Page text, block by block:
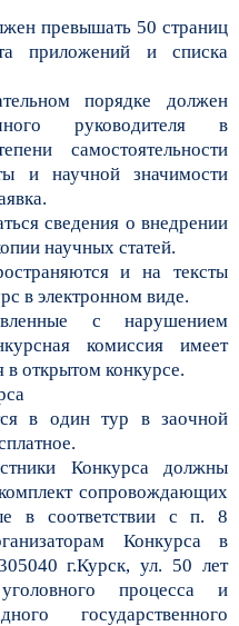
превышать 50 страниц
приложений и списка
порядке должен
руководителя в
самостоятельности
и научной значимости
сведения о внедрении
научных статей.
и на тексты
в электронном виде.
с нарушением
комиссия имеет
в открытом конкурсе.
в один тур в заочной
Конкурса должны
сопровождающих
в соответствии с п. 8
Конкурса в
г.Курск, ул. 50 лет
процесса и
государственного